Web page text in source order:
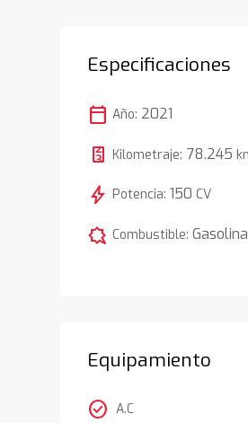
Especificaciones
calendar_today Año: 2021
Kilometraje: 78.245
bolt Potencia:150 CV
comic_bubble Combustible:Gasolina
Equipamiento
check_circle A.C